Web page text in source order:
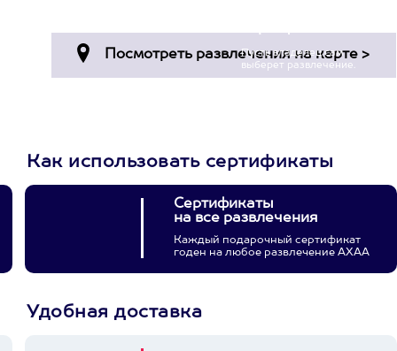
Пусть владелец сам
выберет развлечение.
Как использовать сертификаты
Сертификаты
на все развлечения
Каждый подарочный сертификат
годен на любое развлечение АХАА
Удобная доставка